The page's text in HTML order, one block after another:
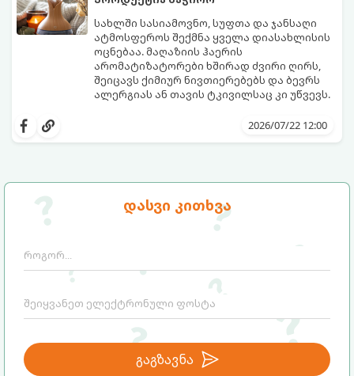
დასვი კითხვა
გაგზავნა
სახლში სასიამოვნო, სუფთა და ჯანსაღი
ატმოსფეროს შექმნა ყველა დიასახლისის
ოცნებაა. მაღაზიის ჰაერის
არომატიზატორები ხშირად ძვირი ღირს,
შეიცავს ქიმიურ ნივთიერებებს და ბევრს
ალერგიას ან თავის ტკივილსაც კი უწვევს.
სიგრილისა“ და სიახლის ეფექტის მიღწევა
ინგრედიენტი დაგჭირდებათ, რომლებიც
2026/07/22 12:00